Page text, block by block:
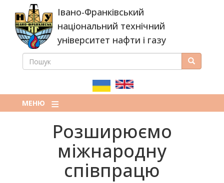
основного
вмісту
Івано-Франківський
національний технічний
університет нафти і газу
ПОШУКОВА
ПОШУК Пошук
МЕНЮ
Розширюємо
міжнародну
співпрацю